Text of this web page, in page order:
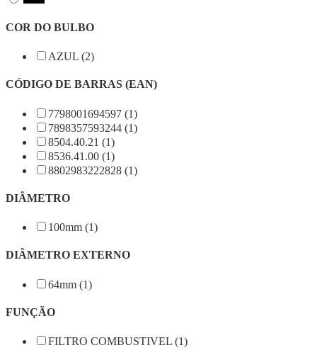
COR DO BULBO
AZUL (2)
CÓDIGO DE BARRAS (EAN)
7798001694597 (1)
7898357593244 (1)
8504.40.21 (1)
8536.41.00 (1)
8802983222828 (1)
DIÂMETRO
100mm (1)
DIÂMETRO EXTERNO
64mm (1)
FUNÇÃO
FILTRO COMBUSTIVEL (1)